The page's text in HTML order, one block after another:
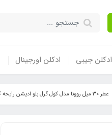
ادکلن جیبی ادکلن اورجینال
عطر 30 میل روونا مدل کول گرل بلو ادیشن رایحه کارولینا هررا گود گرل آبی گلیتر کالکتور (گودگرل) (COOL GIRL)Carolina Herrera Good Girl Glitter Collector